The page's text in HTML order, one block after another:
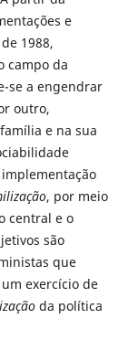
e
1988,
campo da
se a engendrar
outro,
e na sua
, por meio
central e o
são
que
exercício de
da política